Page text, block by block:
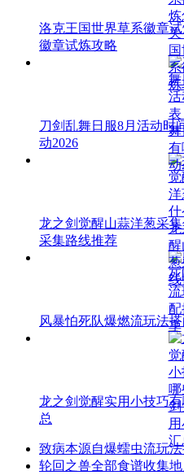
洛克王国世界草系徽章
徽章试炼攻略
刀剑乱舞日服8月活动时
动2026
龙之剑觉醒山蒜洋葱采
采集路线推荐
风暴怕死队爆燃流玩法
龙之剑觉醒实用小技巧
总
致病本源自爆蠕虫流玩
轮回之兽全部食谱收集